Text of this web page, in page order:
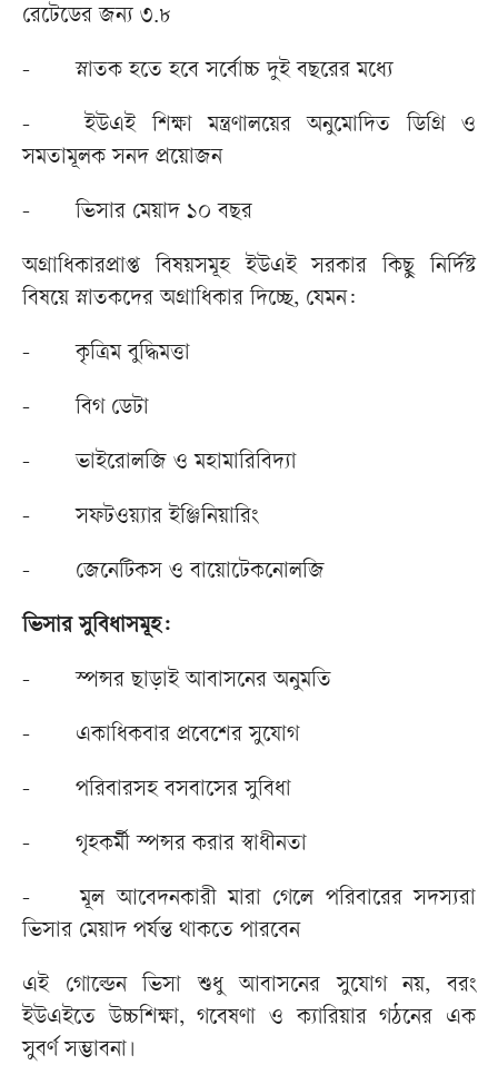
রেটেডের জন্য ৩.৮
- স্নাতক হতে হবে সর্বোচ্চ দুই বছরের মধ্যে
-
ইউএই শিক্ষা মন্ত্রণালয়ের অনুমোদিত ডিগ্রি ও
সমতামূলক সনদ প্রয়োজন
- ভিসার মেয়াদ ১০ বছর
অগ্রাধিকারপ্রাপ্ত বিষয়সমূহ ইউএই সরকার কিছু নির্দিষ্ট
বিষয়ে স্নাতকদের অগ্রাধিকার দিচ্ছে, যেমন:
- কৃত্রিম বুদ্ধিমত্তা
- বিগ ডেটা
- ভাইরোলজি ও মহামারিবিদ্যা
- সফটওয়্যার ইঞ্জিনিয়ারিং
- জেনেটিকস ও বায়োটেকনোলজি
ভিসার সুবিধাসমূহ:
- স্পন্সর ছাড়াই আবাসনের অনুমতি
- একাধিকবার প্রবেশের সুযোগ
- পরিবারসহ বসবাসের সুবিধা
- গৃহকর্মী স্পন্সর করার স্বাধীনতা
-
মূল আবেদনকারী মারা গেলে পরিবারের সদস্যরা
ভিসার মেয়াদ পর্যন্ত থাকতে পারবেন
এই গোল্ডেন ভিসা শুধু আবাসনের সুযোগ নয়, বরং
ইউএইতে উচ্চশিক্ষা, গবেষণা ও ক্যারিয়ার গঠনের এক
সুবর্ণ সম্ভাবনা।